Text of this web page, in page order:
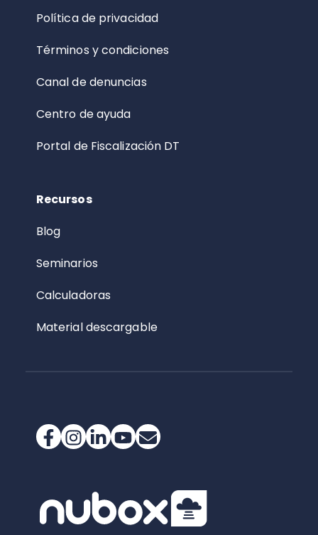
Política de privacidad
Términos y condiciones
Canal de denuncias
Centro de ayuda
Portal de Fiscalización DT
Recursos
Blog
Seminarios
Calculadoras
Material descargable